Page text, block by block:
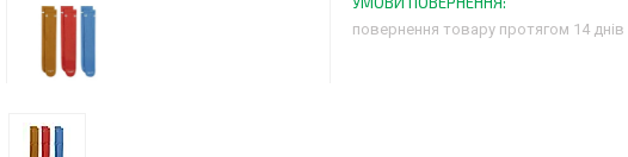
повернення товару протягом 14 днів